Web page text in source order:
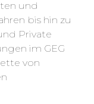
und
bis hin zu
Private
im GEG
von